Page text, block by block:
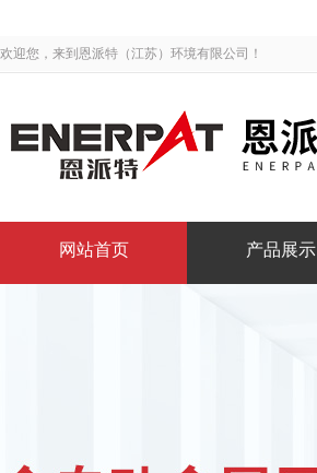
欢迎您，来到恩派特（江苏）环境有限公司！
网站首页 产品展示